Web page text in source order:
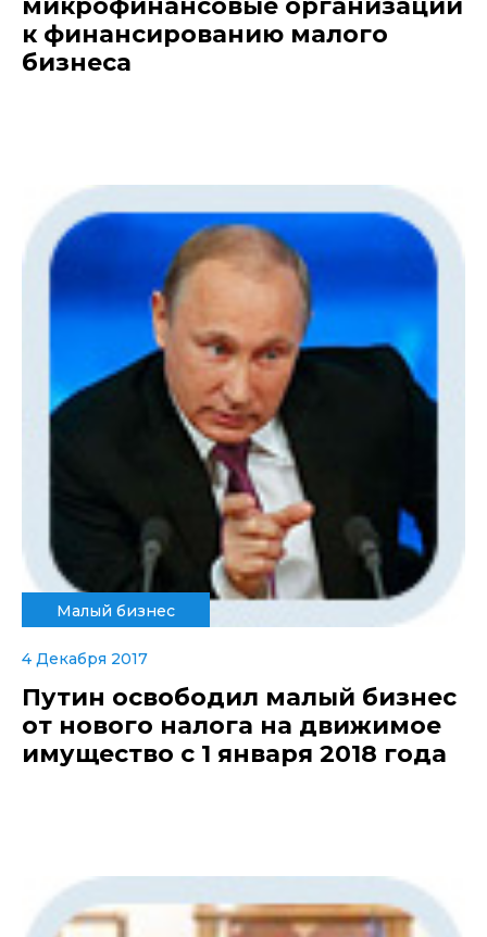
к финансированию малого
бизнеса
Малый бизнес
4 Декабря 2017
Путин освободил малый бизнес
от нового налога на движимое
имущество с 1 января 2018 года